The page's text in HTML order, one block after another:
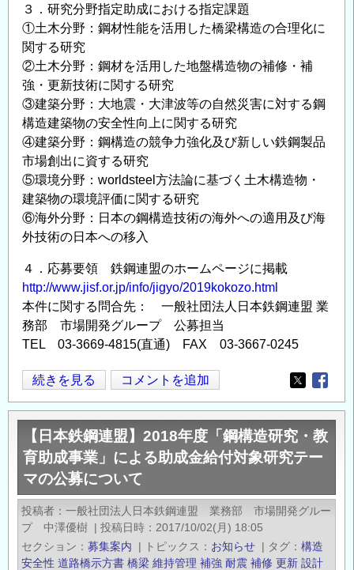
つ
い
て
の
３．研究分野指定助成における指定課題
①土木分野：鋼材性能を活用した橋梁構造の合理化に
関する研究
②土木分野：鋼材を活用した地盤構造物の補修・補
強・更新技術に関する研究
③建築分野：大地震・大津波等の自然災害に対する鋼
構造建築物の安全性向上に関する研究
④建築分野：鋼構造の競争力強化及び新しい鉄鋼製品
市場創出に資する研究
⑤環境分野：worldsteel方法論に基づく土木構造物・
建築物の環境評価に関する研究
⑥海外分野：日本の鋼構造技術の海外への適用及び海
外技術の日本への移入
４．応募要領 鉄鋼連盟のホームページに掲載
http://www.jisf.or.jp/info/jigyo/2019kokozo.html
本件に関する問合先： 一般社団法人日本鉄鋼連盟 業
務部 市場開発グループ 公募担当
TEL 03-3669-4815(直通) FAX 03-3667-0245
【日
本
鉄
鋼
連
盟】
2019
年
「鋼
続きを見る コメントを追加
Opens in
【日本鉄鋼連盟】2018年度「鋼構造研究・教
育助成事業」による助成金給付対象研究テー
マの公募について
投稿者
一般社団法人日本鉄鋼連盟 業務部 市場開発グルー
プ 中澤優樹 | 投稿日時
2017/10/02(月) 18:05
セクション
募集案内 | トピックス お知らせ | タグ
構造
安全性 道路橋示方書 橋梁 維持管理 補強 耐震 補修 更新 設計